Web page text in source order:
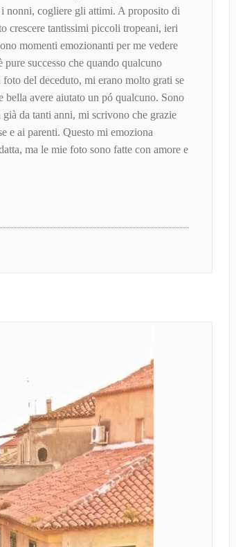
nonni, cogliere gli attimi. A proposito di
crescere tantissimi piccoli tropeani, ieri
momenti emozionanti per me vedere
successo che quando qualcuno
del deceduto, mi erano molto grati se
bella avere aiutato un pó qualcuno. Sono
da tanti anni, mi scrivono che grazie
e ai parenti. Questo mi emoziona
ma le mie foto sono fatte con amore e